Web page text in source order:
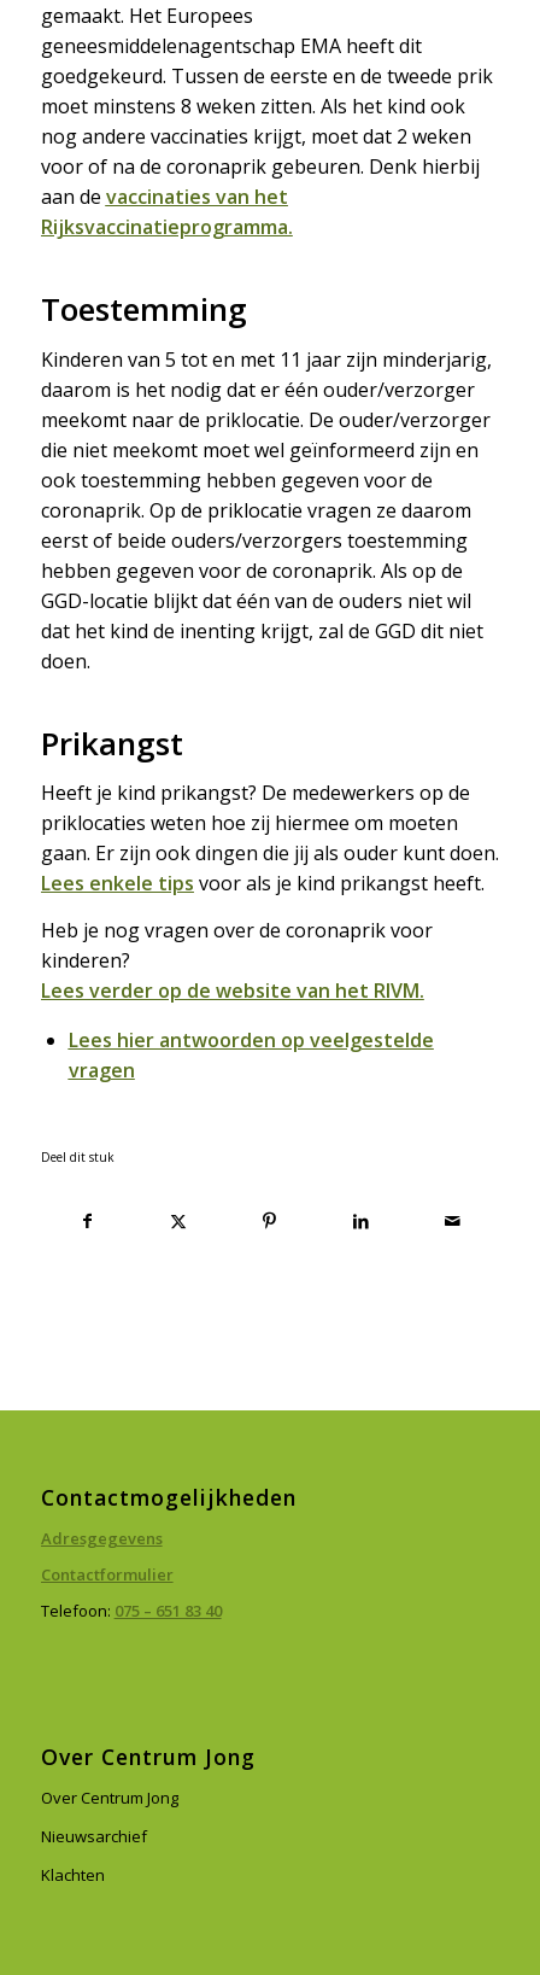
gemaakt. Het Europees
geneesmiddelenagentschap EMA heeft dit
goedgekeurd. Tussen de eerste en de tweede prik
moet minstens 8 weken zitten. Als het kind ook
nog andere vaccinaties krijgt, moet dat 2 weken
voor of na de coronaprik gebeuren. Denk hierbij
aan de vaccinaties van het
Rijksvaccinatieprogramma.
Toestemming
Kinderen van 5 tot en met 11 jaar zijn minderjarig,
daarom is het nodig dat er één ouder/verzorger
meekomt naar de priklocatie. De ouder/verzorger
die niet meekomt moet wel geïnformeerd zijn en
ook toestemming hebben gegeven voor de
coronaprik. Op de priklocatie vragen ze daarom
eerst of beide ouders/verzorgers toestemming
hebben gegeven voor de coronaprik. Als op de
GGD-locatie blijkt dat één van de ouders niet wil
dat het kind de inenting krijgt, zal de GGD dit niet
doen.
Prikangst
Heeft je kind prikangst? De medewerkers op de
priklocaties weten hoe zij hiermee om moeten
gaan. Er zijn ook dingen die jij als ouder kunt doen.
Lees enkele tips voor als je kind prikangst heeft.
Heb je nog vragen over de coronaprik voor
kinderen?
Lees verder op de website van het RIVM.
Lees hier antwoorden op veelgestelde
vragen
Deel dit stuk
Contactmogelijkheden
Adresgegevens
Contactformulier
Telefoon: 075 – 651 83 40
Over Centrum Jong
Over Centrum Jong
Nieuwsarchief
Klachten